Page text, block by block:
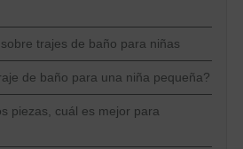
trajes de baño para niñas
de baño para una niña pequeña?
piezas, cuál es mejor para